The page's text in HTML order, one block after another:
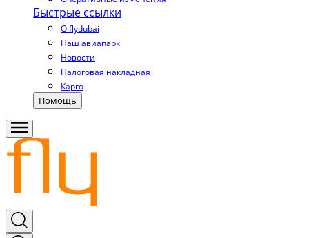
Быстрые ссылки
О flydubai
Наш авиапарк
Новости
Налоговая накладная
Карго
Помощь